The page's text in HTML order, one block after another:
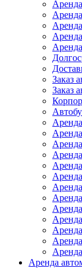
Заказ
Заказ
Аренда